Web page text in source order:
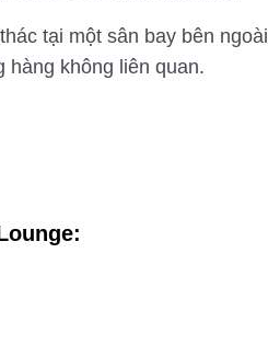
tại một sân bay bên ngoài
không liên quan.